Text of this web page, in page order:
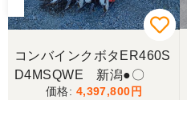
コンバインクボタER460S
D4MSQWE 新潟●〇
4,397,800